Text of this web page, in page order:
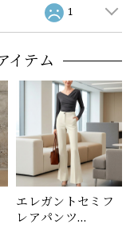
1
イテム
エレガントセミフ
レアパンツ